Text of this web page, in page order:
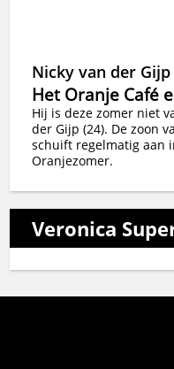
Nicky van der Gijp
Het Oranje Café
Hij is deze zomer niet
der Gijp (24). De zoon
schuift regelmatig aan
Oranjezomer.
Veronica